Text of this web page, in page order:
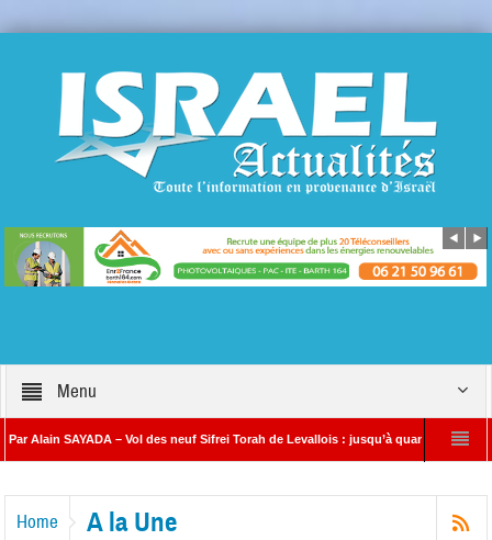
Menu
SAYADA – Vol des neuf Sifrei Torah de Levallois : jusqu’à quand le silence ? Que
Home A la Une